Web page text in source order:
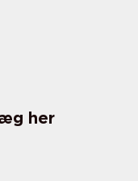
her